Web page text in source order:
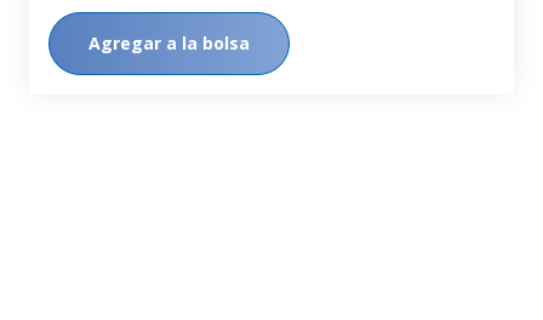
Agregar a la bolsa